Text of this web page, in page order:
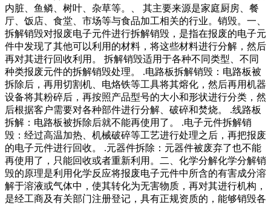
内脏、鱼鳞、树叶、杂草等。、 其主要来源是家庭厨房、餐
厅、饭店、食堂、市场等与食品加工相关的行业。销毁。一、
拆解销毁对报废电子元件进行拆解销毁，是指在报废的电子元
件中发现了其他可以利用的材料，将这些材料进行分解，然后
再对其进行回收利用。 拆解销毁适用于各种不同类型、不同
种类报废元件的拆解销毁处理。 .电路板拆解销毁：电路板被
拆除后，再用切割机、电烙铁等工具将其熔化，然后再用机器
设备将其粉碎后，再按照产品型号的大小和形状进行分类，然
后根据客户需要对各种部件进行分解、破碎和焚烧。 .线路板
拆解：电路板被拆除后就不能再使用了。 .电子元件拆解销
毁：经过高温加热、机械破碎等工艺进行处理之后，再把报废
的电子元件进行回收。 .元器件拆除：元器件被废弃了也不能
再使用了，只能回收或者重新利用。二、化学分解化学分解销
毁的原理是利用化学反应将报废电子元件中所含的有害成分溶
解于溶液或气体中，使其转化为无害物质，再对其进行机构，
是经工商及有关部门注册登记，具有正规资质的，能够销毁各